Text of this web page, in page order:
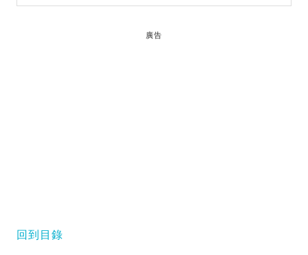
廣告
回到目錄